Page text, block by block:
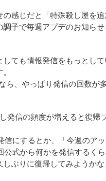
感じだと「特殊殺し屋を
子で毎週アプデのお知ら
ても情報発信をもっとし
、やっぱり発信の回数が
信の頻度が増えると復帰
にするとか、「今週のア
式から何かを発信するく
ぶりに復帰してみようかな